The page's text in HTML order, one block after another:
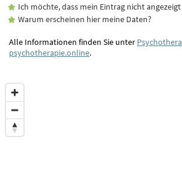
Ich möchte, dass mein Eintrag nicht
Warum erscheinen hier meine Daten?
Alle Informationen finden Sie unter
psychotherapie.online.